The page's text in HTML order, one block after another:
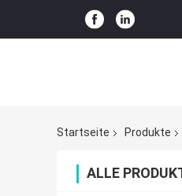
Startseite Produkte
ALLE